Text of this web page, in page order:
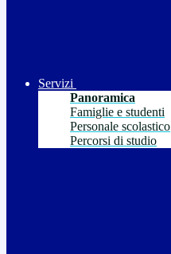
Servizi
Panoramica
Famiglie e studenti
Personale scolastico
Percorsi di studio